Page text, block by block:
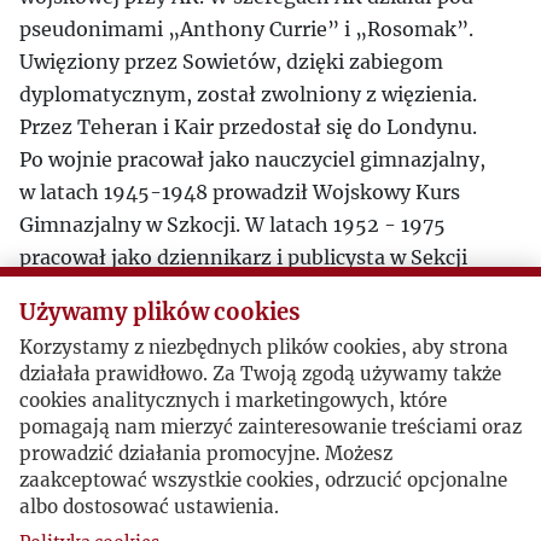
pseudonimami „Anthony Currie” i „Rosomak”.
Uwięziony przez Sowietów, dzięki zabiegom
dyplomatycznym, został zwolniony z więzienia.
Przez Teheran i Kair przedostał się do Londynu.
Po wojnie pracował jako nauczyciel gimnazjalny,
w latach 1945-1948 prowadził Wojskowy Kurs
Gimnazjalny w Szkocji. W latach 1952 - 1975
pracował jako dziennikarz i publicysta w Sekcji
Współredaktor „Uncesored Poland - News
Bulletin”. Był członkiem redakcji „Pamiętnika
Literackiego”. Publikował m.in. w
„Wiadomościach”, „Aneksie”, „The Tablet”,
„The Month”. Wydał m.in książkęWiara szukająca
zrozumienia(wyd. PFK, Londyn 1965 r.). W trakcie
prac II Soboru Watykańskiego był
Używamy plików cookies
Korzystamy z niezbędnych plików cookies, aby strona
działała prawidłowo. Za Twoją zgodą używamy także
cookies analitycznych i marketingowych, które
pomagają nam mierzyć zainteresowanie treściami oraz
prowadzić działania promocyjne. Możesz
zaakceptować wszystkie cookies, odrzucić opcjonalne
albo dostosować ustawienia.